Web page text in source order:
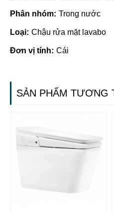
Phân nhóm: Trong nước
Loại: Chậu rửa mặt lavabo
Đơn vị tính: Cái
SẢN PHẨM TƯƠNG